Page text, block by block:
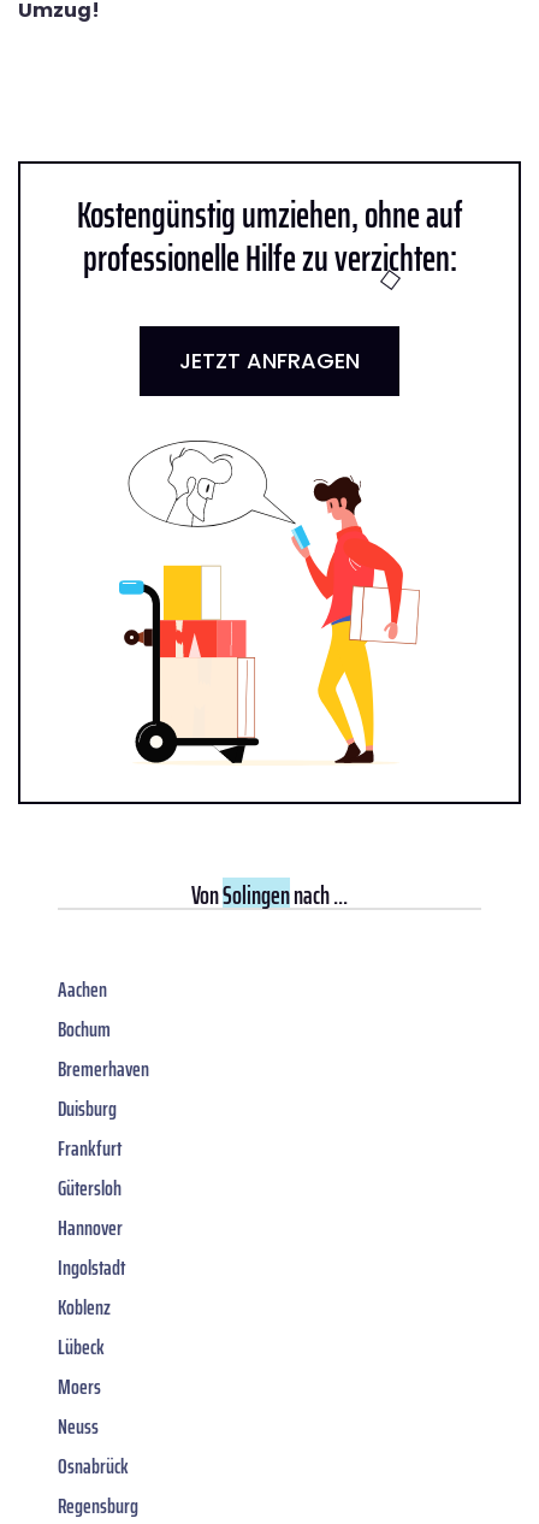
Umzug!
Kostengünstig umziehen, ohne auf
professionelle Hilfe zu verzichten:
JETZT ANFRAGEN
VonSolingennach ...
Aachen
Bochum
Bremerhaven
Duisburg
Frankfurt
Gütersloh
Hannover
Ingolstadt
Koblenz
Lübeck
Moers
Neuss
Osnabrück
Regensburg